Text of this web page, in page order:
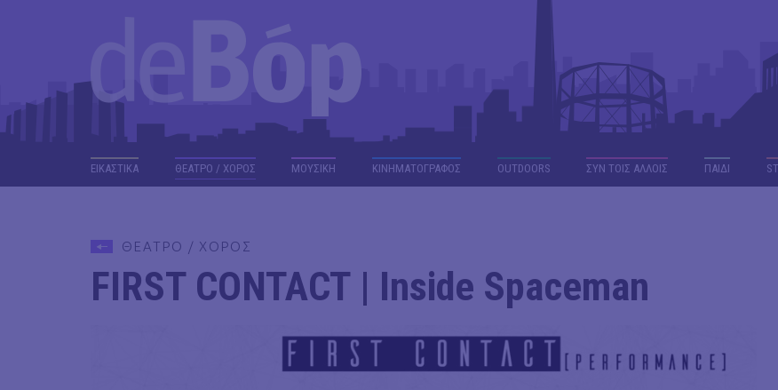
ΕΙΚΑΣΤΙΚΑ ΘΕΑΤΡΟ / ΧΟΡΟΣ ΜΟΥΣΙΚΗ ΚΙΝΗΜΑΤΟΓΡΑΦΟΣ OUTDΟORS ΣΥΝ ΤΟΙΣ ΑΛΛΟΙΣ ΠΑΙΔΙ
ΘΕΑΤΡΟ / ΧΟΡΟΣ
FIRST CONTACT | Inside Spaceman